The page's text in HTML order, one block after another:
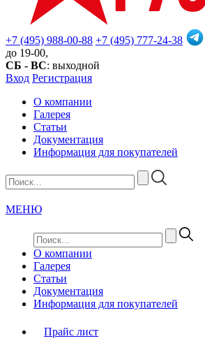
+7 (495) 988-00-88 +7 (495) 777-24-38
до 19-00,
СБ - ВС: выходной
Вход Регистрация
О компании
Галерея
Статьи
Документация
Информация для покупателей
МЕНЮ
О компании
Галерея
Статьи
Документация
Информация для покупателей
Прайс лист